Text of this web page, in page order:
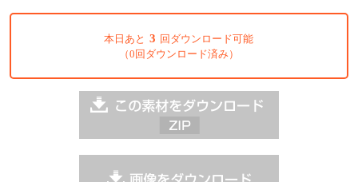
本日あと 3 回ダウンロード可能
（0回ダウンロード済み）